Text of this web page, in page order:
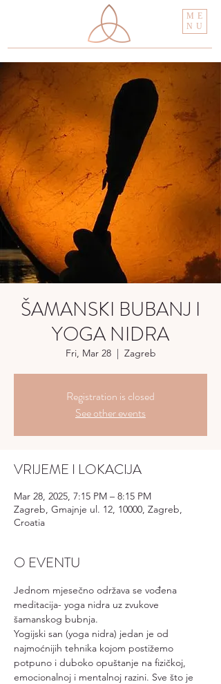
ME
NU
ŠAMANSKI BUBANJ I
YOGA NIDRA
Fri, Mar 28
  |
Zagreb
Registration is closed
See other events
VRIJEME I LOKACIJA
Mar 28, 2025, 7:15 PM – 8:15 PM
Zagreb, Gmajnje ul. 12, 10000, Zagreb,
Croatia
O EVENTU
Jednom mjesečno održava se vođena
meditacija- yoga nidra uz zvukove
šamanskog bubnja.
Yogijski san (yoga nidra) jedan je od
najmoćnijih tehnika kojom postižemo
potpuno i duboko opuštanje na fizičkoj,
emocionalnoj i mentalnoj razini. Sve što je